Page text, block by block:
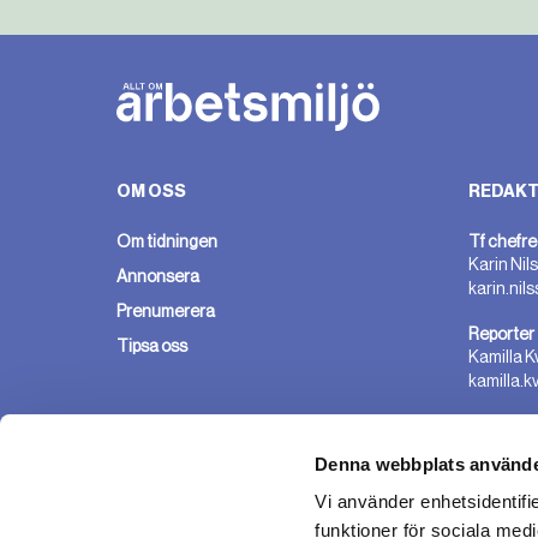
Denna webbplats
Vi använder
funktioner för sociala
OM OSS
Om tidningen
Annonsera
Prenumerera
Tipsa oss
Tf
Karin
Reporter
Kamilla